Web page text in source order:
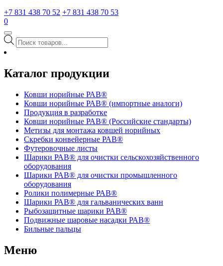
+7 831 438 70 52 +7 831 438 70 53
0
Поиск
товаров
Каталог продукции
Ковши норийные РАВ®
Ковши норийные РАВ® (импортные аналоги)
Продукция в разработке
Ковши норийные РАВ® (Российские стандарты)
Метизы для монтажа ковшей норийных
Скребки конвейерные РАВ®
Футеровочные листы
Шарики РАВ® для очистки сельскохозяйственного
оборудования
Шарики РАВ® для очистки промышленного
оборудования
Ролики полимерные РАВ®
Шарики РАВ® для гальванических ванн
Рыбозащитные шарики РАВ®
Подвижные шаровые насадки РАВ®
Бильные пальцы
Меню